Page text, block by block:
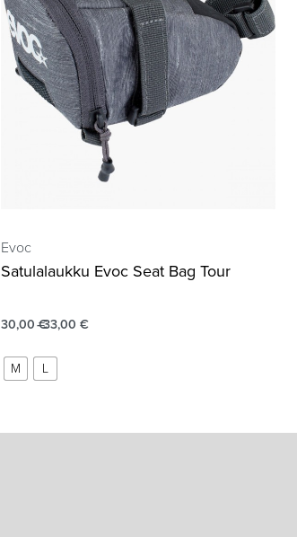
Evoc
Satulalaukku Evoc Seat Bag Tour
30,00€33,00 €
M L